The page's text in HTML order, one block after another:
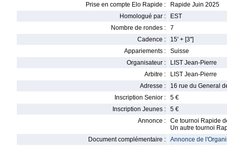
Prise en compte Elo Rapide :
Rapide Juin 2025
Homologué par :
EST
Nombre de rondes :
7
Cadence :
15' + [3'']
Appariements :
Suisse
Organisateur :
LIST Jean-Pierre
Arbitre :
LIST Jean-Pierre
Adresse :
16 rue du General
Inscription Senior :
5 €
Inscription Jeunes :
5 €
Annonce :
Ce tournoi Rapide
Un autre tournoi
Document complémentaire :
Annonce de